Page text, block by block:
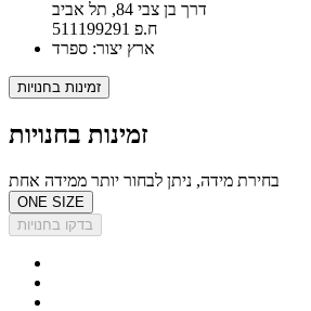
דרך בן צבי 84, תל אביב
ח.פ 511199291
ארץ יצור: ספרד
זמינות בחנויות
זמינות בחנויות
בחירת מידה, ניתן לבחור יותר ממידה אחת
ONE SIZE
בדקו בחנויות